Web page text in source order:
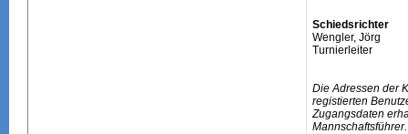
Schiedsrichter
Wengler, Jörg
Turnierleiter
Die Adressen der
registierten
Zugangsdaten
Mannschaftsführer.